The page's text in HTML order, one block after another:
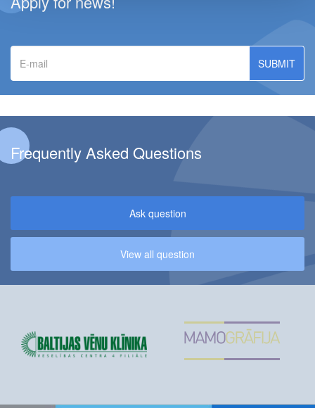
E-
mail
Frequently Asked Questions
Ask question
View all question